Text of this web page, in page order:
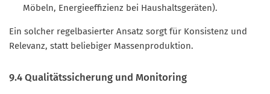
Möbeln, Energieeffizienz bei Haushaltsgeräten).
Ein solcher regelbasierter Ansatz sorgt für Konsistenz und
Relevanz, statt beliebiger Massenproduktion.
9.4 Qualitätssicherung und Monitoring